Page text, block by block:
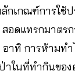
ลักเกณฑ์การใช้
อดแทรกมาตร
าทิ การห้ามท
าในที่ทำกินของ